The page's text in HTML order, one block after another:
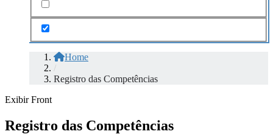
Home
/
Registro das Competências
Exibir Front
Registro das Competências